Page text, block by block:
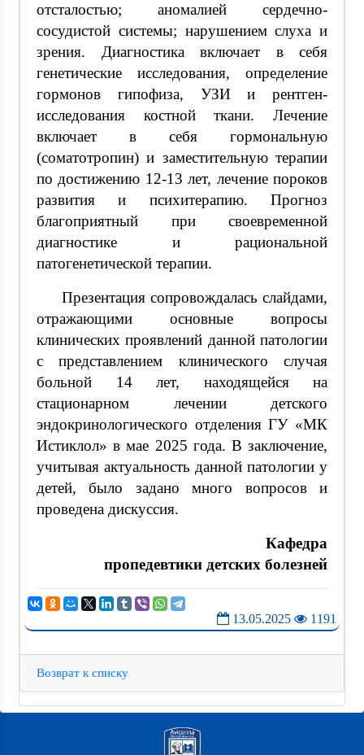
отсталостью; аномалией сердечно-
сосудистой системы; нарушением слуха и
зрения. Диагностика включает в себя
генетические исследования, определение
гормонов гипофиза, УЗИ и рентген-
исследования костной ткани. Лечение
включает в себя гормональную
(соматотропин) и заместительную терапии
по достижению 12-13 лет, лечение пороков
развития и психитерапию. Прогноз
благоприятный при своевременной
диагностике и рациональной
патогенетической терапии.
Презентация сопровождалась слайдами,
отражающими основные вопросы
клинических проявлений данной патологии
с представлением клинического случая
больной 14 лет, находящейся на
стационарном лечении детского
эндокринологического отделения ГУ «МК
Истиклол» в мае 2025 года. В заключение,
учитывая актуальность данной патологии у
детей, было задано много вопросов и
проведена дискуссия.
Кафедра
пропедевтики детских болезней
13.05.2025 1191
Возврат к списку